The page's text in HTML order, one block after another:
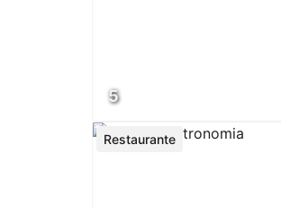
5
Restaurante